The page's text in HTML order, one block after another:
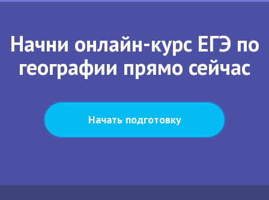
Начни онлайн-курс ЕГЭ по
географии прямо сейчас
Начать подготовку